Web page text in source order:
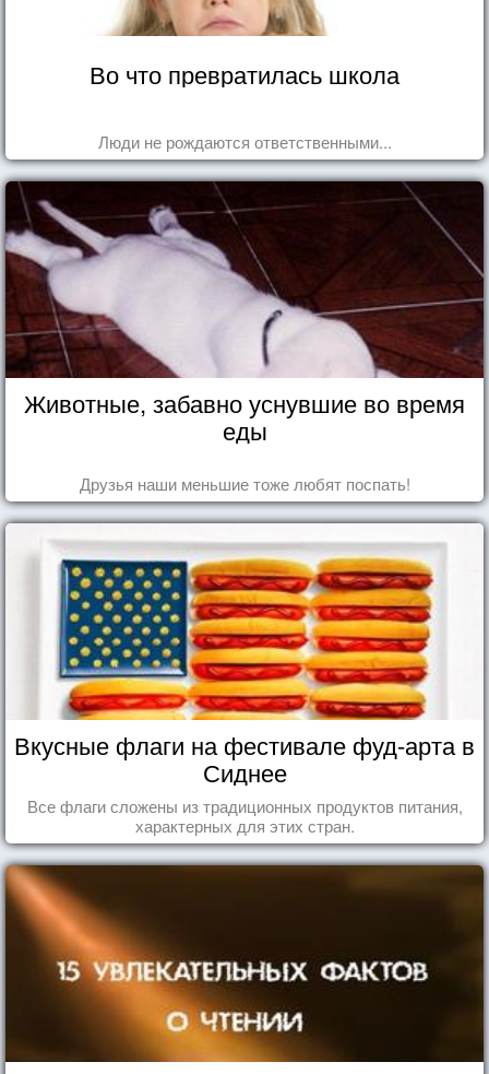
Во что превратилась школа
Люди не рождаются ответственными...
Животные, забавно уснувшие во время
еды
Друзья наши меньшие тоже любят поспать!
Вкусные флаги на фестивале фуд-арта в
Сиднее
Все флаги сложены из традиционных продуктов питания,
характерных для этих стран.